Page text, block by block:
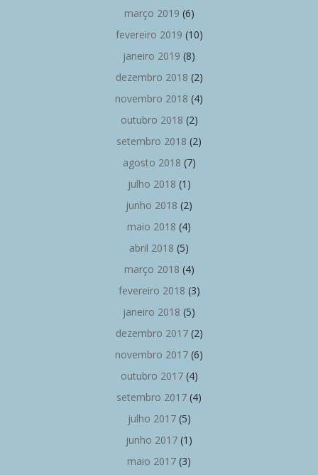
março 2019 (6)
fevereiro 2019 (10)
janeiro 2019 (8)
dezembro 2018 (2)
novembro 2018 (4)
outubro 2018 (2)
setembro 2018 (2)
agosto 2018 (7)
julho 2018 (1)
junho 2018 (2)
maio 2018 (4)
abril 2018 (5)
março 2018 (4)
fevereiro 2018 (3)
janeiro 2018 (5)
dezembro 2017(2)
novembro 2017 (6)
outubro 2017(4)
setembro 2017 (4)
julho 2017(5)
junho 2017 (1)
maio 2017 (3)